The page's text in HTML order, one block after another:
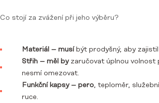
Co stojí za zvážení při jeho výběru?
Materiál – musíbýt prodyšný, aby
Střih – měl byzaručovat úplnou volnost
nesmí omezovat.
Funkční kapsy – pero, teploměr,
ruce.